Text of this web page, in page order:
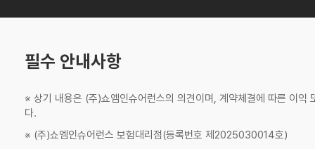
박**
이** 보험나이 38세
필수 안내사항
※ 상기 내용은 (주)쇼엠인슈어런스의 의견이며, 계약체결에 따른 이익
다.
※ (주)쇼엠인슈어런스 보험대리점(등록번호 제2025030014호)